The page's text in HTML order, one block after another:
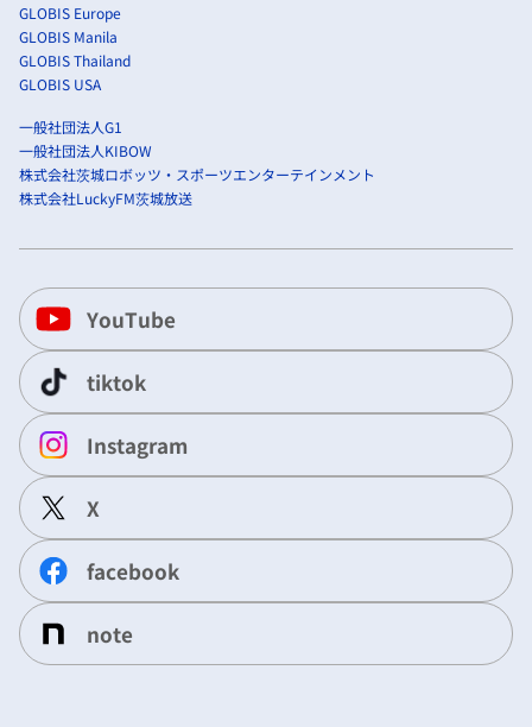
GLOBIS Europe
GLOBIS Manila
GLOBIS Thailand
GLOBIS USA
一般社団法人G1
一般社団法人KIBOW
株式会社茨城ロボッツ・スポーツエンターテインメント
株式会社LuckyFM茨城放送
YouTube
tiktok
Instagram
X
facebook
note